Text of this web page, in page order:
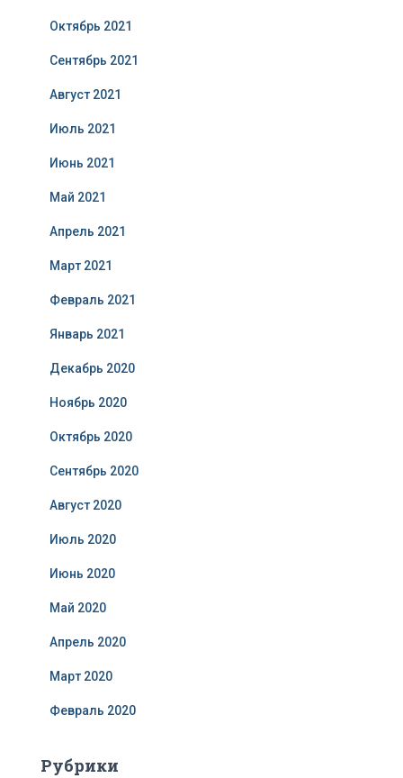
Октябрь 2021
Сентябрь 2021
Август 2021
Июль 2021
Июнь 2021
Май 2021
Апрель 2021
Март 2021
Февраль 2021
Январь 2021
Декабрь 2020
Ноябрь 2020
Октябрь 2020
Сентябрь 2020
Август 2020
Июль 2020
Июнь 2020
Май 2020
Апрель 2020
Март 2020
Февраль 2020
Рубрики